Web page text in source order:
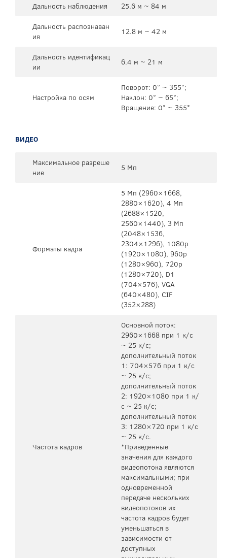
Дальность наблюдения
25.6 м ~ 84 м
Дальность распознаван
ия
12.8 м ~ 42 м
Дальность идентификац
ии
6.4 м ~ 21 м
Настройка по осям
Поворот: 0° ~ 355°;
Наклон: 0° ~ 65°;
Вращение: 0° ~ 355°
ВИДЕО
Максимальное разреше
ние
5 Мп
Форматы кадра
5 Mп (2960×1668,
2880×1620), 4 Mп
(2688×1520,
2560×1440), 3 Mп
(2048×1536,
2304×1296), 1080p
(1920×1080), 960p
(1280×960), 720p
(1280×720), D1
(704×576), VGA
(640×480), CIF
(352×288)
Частота кадров
Основной поток:
2960×1668 при 1 к/с
~ 25 к/с;
дополнительный поток
1: 704×576 при 1 к/с
~ 25 к/с;
дополнительный поток
2: 1920×1080 при 1 к/
с ~ 25 к/с;
дополнительный поток
3: 1280×720 при 1 к/с
~ 25 к/с.
*Приведенные
значения для каждого
видеопотока являются
максимальными; при
одновременной
передаче нескольких
видеопотоков их
частота кадров будет
уменьшаться в
зависимости от
доступных